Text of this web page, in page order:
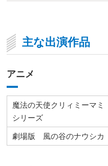
主な出演作品
アニメ
魔法の天使クリィミーマミ
シリーズ
劇場版 風の谷のナウシカ